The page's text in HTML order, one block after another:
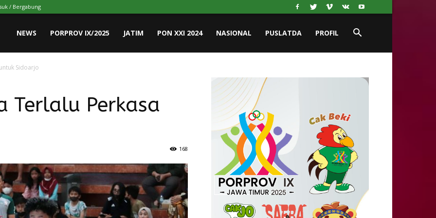
/ Bergabung
NEWS PORPROV IX/2025 JATIM PON XXI 2024 NASIONAL PUSLATDA PROFIL
Sidoarjo
Terlalu Perkasa
168